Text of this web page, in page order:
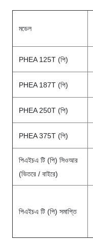
মডেল
PHEA 125T (পি)
PHEA 187T (পি)
PHEA 250T (পি)
PHEA 375T (পি)
পিএইচএ টি (পি) সিওআর
(ভিতরে / বাইরে)
পিএইচএ টি (পি) সমাপ্তি